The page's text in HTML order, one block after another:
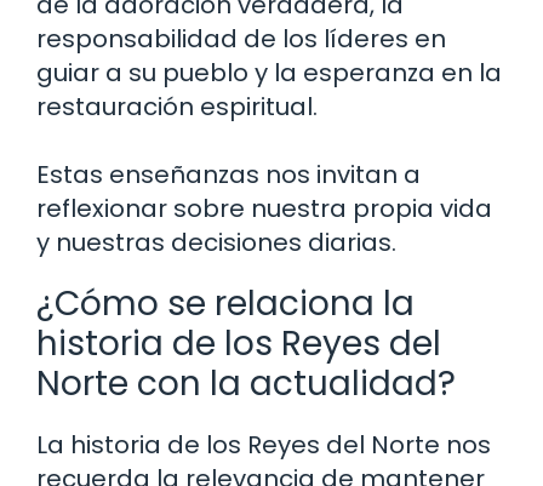
responsabilidad de los líderes en
guiar a su pueblo y la esperanza en la
restauración espiritual.
Estas enseñanzas nos invitan a
reflexionar sobre nuestra propia vida
y nuestras decisiones diarias.
¿Cómo se relaciona la
historia de los Reyes del
Norte con la actualidad?
La historia de los Reyes del Norte nos
recuerda la relevancia de mantener